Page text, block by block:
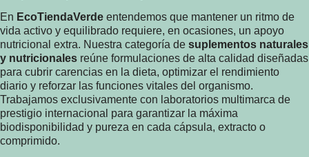
En EcoTiendaVerde entendemos que mantener un ritmo de
vida activo y equilibrado requiere, en ocasiones, un apoyo
nutricional extra. Nuestra categoría de suplementos naturales
y nutricionales reúne formulaciones de alta calidad diseñadas
para cubrir carencias en la dieta, optimizar el rendimiento
diario y reforzar las funciones vitales del organismo.
Trabajamos exclusivamente con laboratorios multimarca de
prestigio internacional para garantizar la máxima
biodisponibilidad y pureza en cada cápsula, extracto o
comprimido.